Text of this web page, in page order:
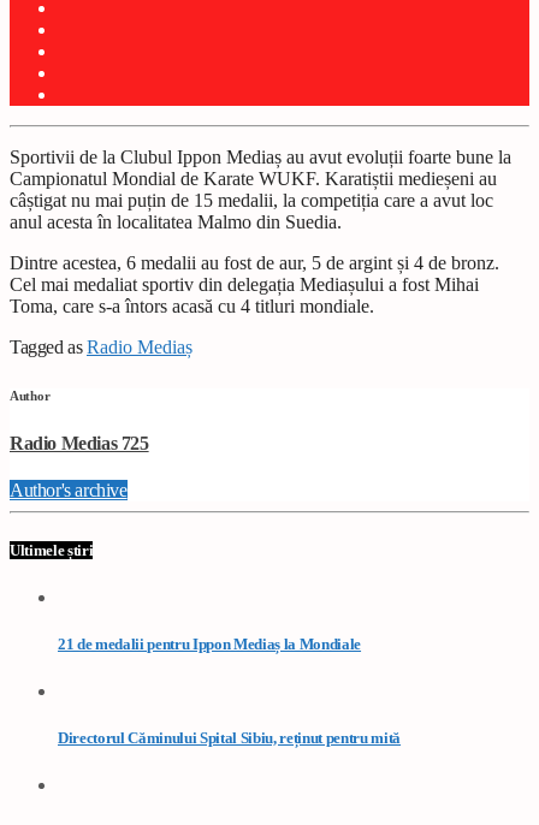
Sportivii de la Clubul Ippon Mediaș au avut evoluții foarte bune la
Campionatul Mondial de Karate WUKF. Karatiștii medieșeni au
câștigat nu mai puțin de 15 medalii, la competiția care a avut loc
anul acesta în localitatea Malmo din Suedia.
Dintre acestea, 6 medalii au fost de aur, 5 de argint și 4 de bronz.
Cel mai medaliat sportiv din delegația Mediașului a fost Mihai
Toma, care s-a întors acasă cu 4 titluri mondiale.
Tagged asRadio Mediaș
Author
Radio Medias 725
Author's archive
Ultimele știri
21 de medalii pentru Ippon Mediaș la Mondiale
Directorul Căminului Spital Sibiu, reținut pentru mită